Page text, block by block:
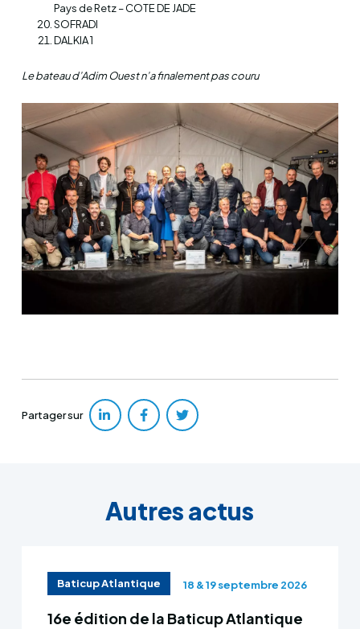
Pays de Retz – COTE DE JADE
SOFRADI
DALKIA 1
Le bateau d’Adim Ouest n’a finalement pas couru
Partager sur
Autres actus
Baticup Atlantique 18 & 19 septembre 2026
16e édition de la Baticup Atlantique